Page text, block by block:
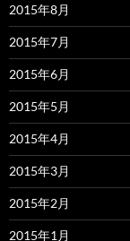
2015年8月
2015年7月
2015年6月
2015年5月
2015年4月
2015年3月
2015年2月
2015年1月